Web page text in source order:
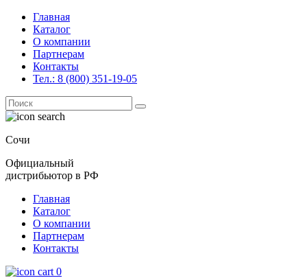
Главная
Каталог
О компании
Партнерам
Контакты
Тел.: 8 (800) 351-19-05
Поиск
for:
Сочи
Официальный
дистрибьютор в РФ
Главная
Каталог
О компании
Партнерам
Контакты
0